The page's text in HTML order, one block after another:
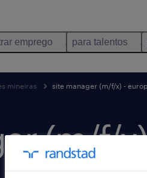
emprego para talentos
mineiras site manager (m/f/x) -
(m/f/